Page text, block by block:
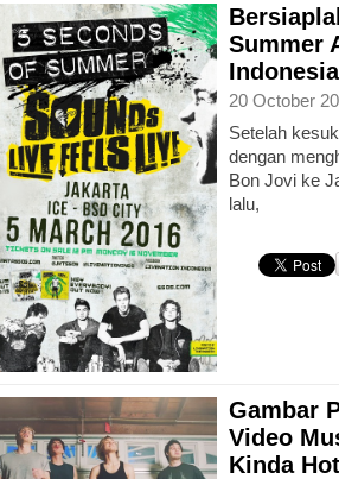
Summer
Indonesia
20 October
Setelah
dengan
Bon Jovi ke
lalu,
Gambar
Video
Kinda